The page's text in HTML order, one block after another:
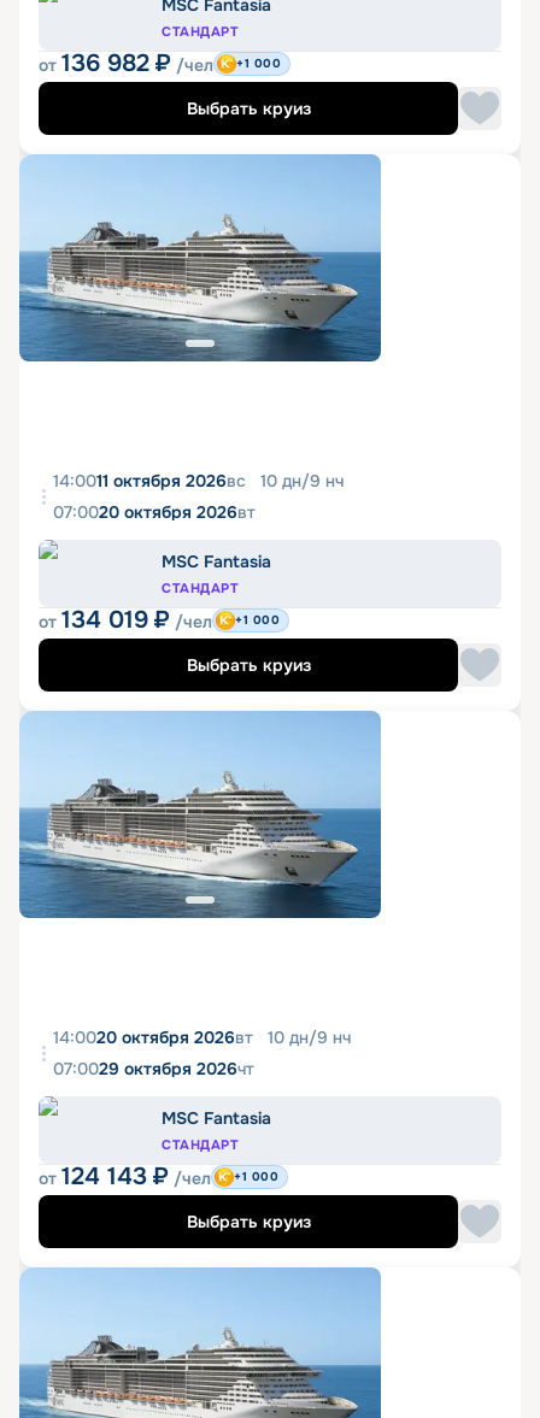
MSC Fantasia
СТАНДАРТ
от 136 982 ₽ /чел +1 000
Выбрать круиз
14:0011 октября 2026вс 10 дн/9 нч
07:0020 октября 2026вт
MSC Fantasia
СТАНДАРТ
от 134 019 ₽ /чел +1 000
Выбрать круиз
14:0020 октября 2026вт 10 дн/9 нч
07:0029 октября 2026чт
MSC Fantasia
СТАНДАРТ
от 124 143 ₽ /чел +1 000
Выбрать круиз